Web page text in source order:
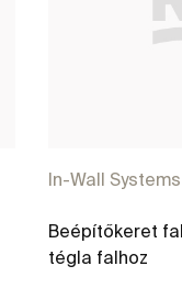
In-Wall Systems
Beépítőkeret
tégla falhoz